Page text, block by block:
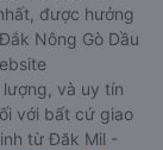
được hưởng
Nông Gò Dầu
và uy tín
với bất cứ giao
từ Đăk Mil -